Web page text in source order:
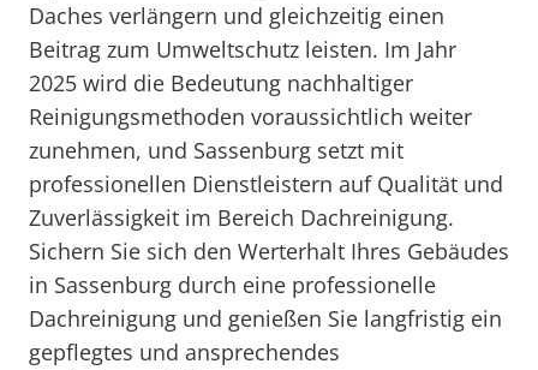
Daches verlängern und gleichzeitig einen
Beitrag zum Umweltschutz leisten. Im Jahr
2025 wird die Bedeutung nachhaltiger
Reinigungsmethoden voraussichtlich weiter
zunehmen, und Sassenburg setzt mit
professionellen Dienstleistern auf Qualität und
Zuverlässigkeit im Bereich Dachreinigung.
Sichern Sie sich den Werterhalt Ihres Gebäudes
in Sassenburg durch eine professionelle
Dachreinigung und genießen Sie langfristig ein
gepflegtes und ansprechendes